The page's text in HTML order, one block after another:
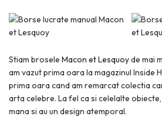
Stiam brosele Macon et Lesquoyde mai
am vazut prima oara la magazinul Inside
prima oara cand am remarcat colectia
arta celebre. La fel ca si celelalte
mana si au un design atemporal.